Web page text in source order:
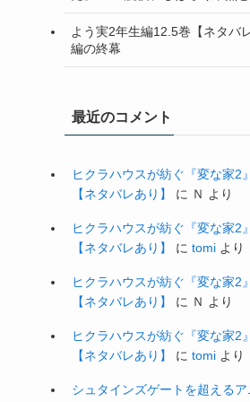
よう実2年生編12.5巻【ネタバ
編の終幕
最近のコメント
ヒクラハウスが紡ぐ『変な家2
【ネタバレあり】
に Ｎ より
ヒクラハウスが紡ぐ『変な家2
【ネタバレあり】
に tomi より
ヒクラハウスが紡ぐ『変な家2
【ネタバレあり】
に Ｎ より
ヒクラハウスが紡ぐ『変な家2
【ネタバレあり】
に tomi より
シュタインズゲートを超える